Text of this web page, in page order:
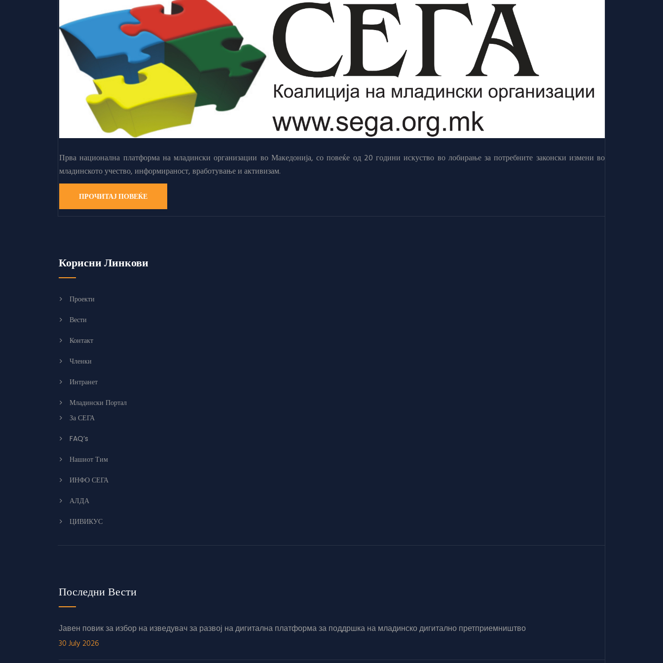
Прва национална платформа на младински организации во Македонија, со повеќе од 20 години искуство во лобирање за потребните законски измени во
младинското учество, информираност, вработување и активизам.
ПРОЧИТАЈ ПОВЕЌЕ
Корисни Линкови
Проекти
Вести
Контакт
Членки
Интранет
Младински Портал
За СЕГА
FAQ’s
Нашиот Тим
ИНФО СЕГА
АЛДА
ЦИВИКУС
Последни Вести
Јавен повик за избор на изведувач за развој на дигитална платформа за поддршка на младинско дигитално претприемништво
30 July 2026